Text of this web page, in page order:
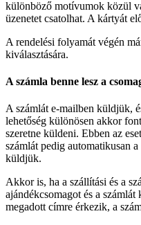
különböző motívumok közül
üzenetet csatolhat. A kártyát
A rendelési folyamát végén
kiválasztására.
A számla benne lesz a
A számlát e-mailben küldjük,
lehetőség különösen akkor
szeretne küldeni. Ebben az
számlát pedig automatikusan
küldjük.
Akkor is, ha a szállítási és a
ajándékcsomagot és a
megadott címre érkezik, a